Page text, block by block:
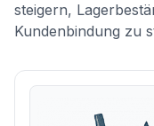
steigern,
Kundenbindung zu